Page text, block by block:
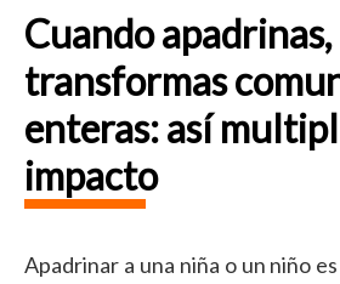
Cuando apadrinas,
transformas
enteras: así
impacto
Apadrinar a una niña o un niño